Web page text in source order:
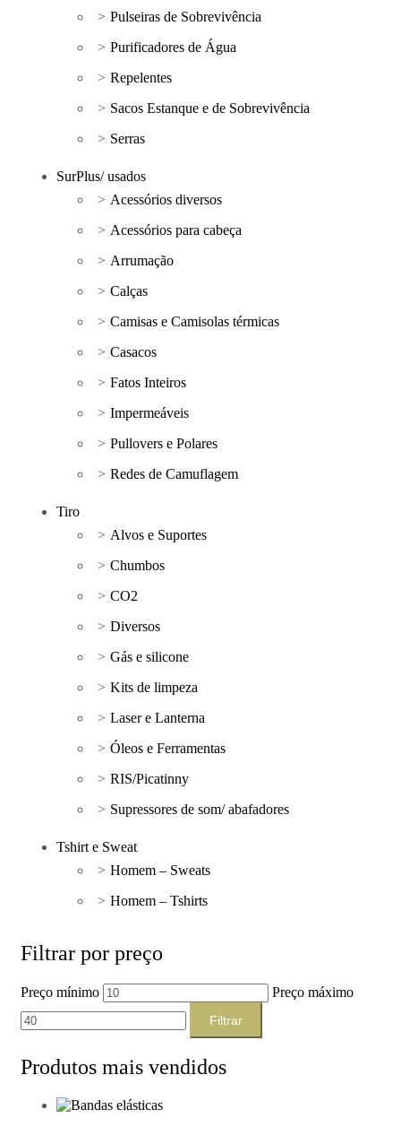
Pulseiras de Sobrevivência
Purificadores de Água
Repelentes
Sacos Estanque e de Sobrevivência
Serras
SurPlus/ usados
Acessórios diversos
Acessórios para cabeça
Arrumação
Calças
Camisas e Camisolas térmicas
Casacos
Fatos Inteiros
Impermeáveis
Pullovers e Polares
Redes de Camuflagem
Tiro
Alvos e Suportes
Chumbos
CO2
Diversos
Gás e silicone
Kits de limpeza
Laser e Lanterna
Óleos e Ferramentas
RIS/Picatinny
Supressores de som/ abafadores
Tshirt e Sweat
Homem – Sweats
Homem – Tshirts
Filtrar por preço
Preço mínimo Preço máximo
Filtrar
Produtos mais vendidos